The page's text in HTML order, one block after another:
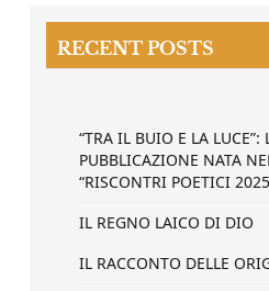
RECENT POSTS
“TRA IL BUIO E LA LUCE”:
PUBBLICAZIONE NATA
“RISCONTRI POETICI
IL REGNO LAICO DI DIO
IL RACCONTO DELLE